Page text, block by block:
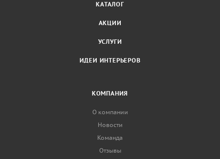
КАТАЛОГ
АКЦИИ
УСЛУГИ
ИДЕИ ИНТЕРЬЕРОВ
КОМПАНИЯ
О компании
Новости
Команда
Отзывы